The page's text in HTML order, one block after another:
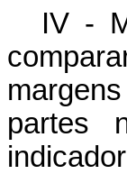
IV -
partes